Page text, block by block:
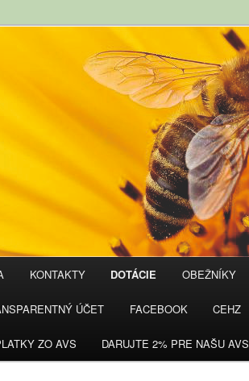
KONTAKTY DOTÁCIE OBEŽNÍKY
ÚČET FACEBOOK CEHZ
ZO AVS DARUJTE 2% PRE NAŠU AVS